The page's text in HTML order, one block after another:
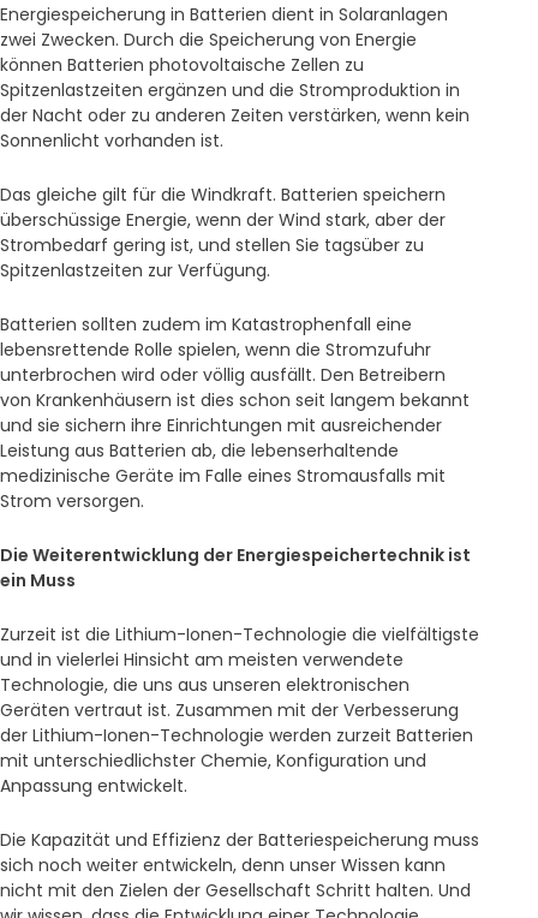
Energiespeicherung in Batterien dient in Solaranlagen
zwei Zwecken. Durch die Speicherung von Energie
können Batterien photovoltaische Zellen zu
Spitzenlastzeiten ergänzen und die Stromproduktion in
der Nacht oder zu anderen Zeiten verstärken, wenn kein
Sonnenlicht vorhanden ist.
Das gleiche gilt für die Windkraft. Batterien speichern
überschüssige Energie, wenn der Wind stark, aber der
Strombedarf gering ist, und stellen Sie tagsüber zu
Spitzenlastzeiten zur Verfügung.
Batterien sollten zudem im Katastrophenfall eine
lebensrettende Rolle spielen, wenn die Stromzufuhr
unterbrochen wird oder völlig ausfällt. Den Betreibern
von Krankenhäusern ist dies schon seit langem bekannt
und sie sichern ihre Einrichtungen mit ausreichender
Leistung aus Batterien ab, die lebenserhaltende
medizinische Geräte im Falle eines Stromausfalls mit
Strom versorgen.
Die Weiterentwicklung der Energiespeichertechnik ist
ein Muss
Zurzeit ist die Lithium-Ionen-Technologie die vielfältigste
und in vielerlei Hinsicht am meisten verwendete
Technologie, die uns aus unseren elektronischen
Geräten vertraut ist. Zusammen mit der Verbesserung
der Lithium-Ionen-Technologie werden zurzeit Batterien
mit unterschiedlichster Chemie, Konfiguration und
Anpassung entwickelt.
Die Kapazität und Effizienz der Batteriespeicherung muss
sich noch weiter entwickeln, denn unser Wissen kann
nicht mit den Zielen der Gesellschaft Schritt halten. Und